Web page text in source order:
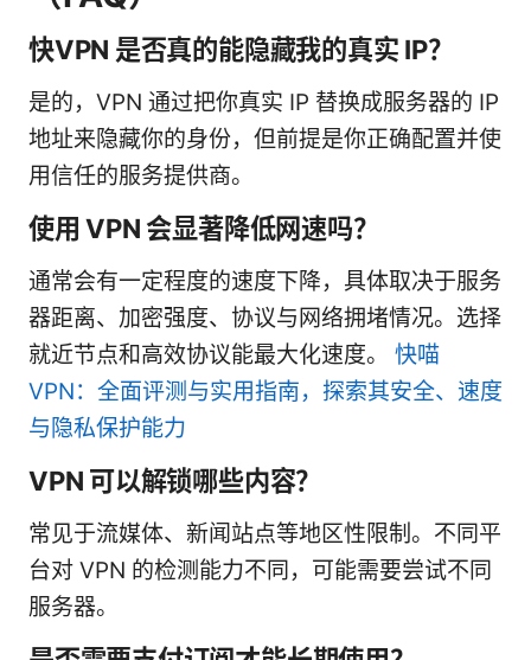
快VPN 是否真的能隐藏我的真实 IP？
是的，VPN 通过把你真实 IP 替换成服务器的 IP
地址来隐藏你的身份，但前提是你正确配置并使
用信任的服务提供商。
使用 VPN 会显著降低网速吗？
通常会有一定程度的速度下降，具体取决于服务
器距离、加密强度、协议与网络拥堵情况。选择
就近节点和高效协议能最大化速度。 快喵
VPN：全面评测与实用指南，探索其安全、速度
与隐私保护能力
VPN 可以解锁哪些内容？
常见于流媒体、新闻站点等地区性限制。不同平
台对 VPN 的检测能力不同，可能需要尝试不同
服务器。